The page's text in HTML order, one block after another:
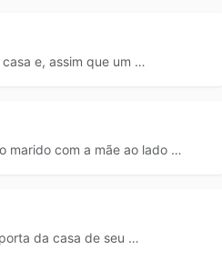
e, assim que um …
marido com a mãe ao lado …
da casa de seu …